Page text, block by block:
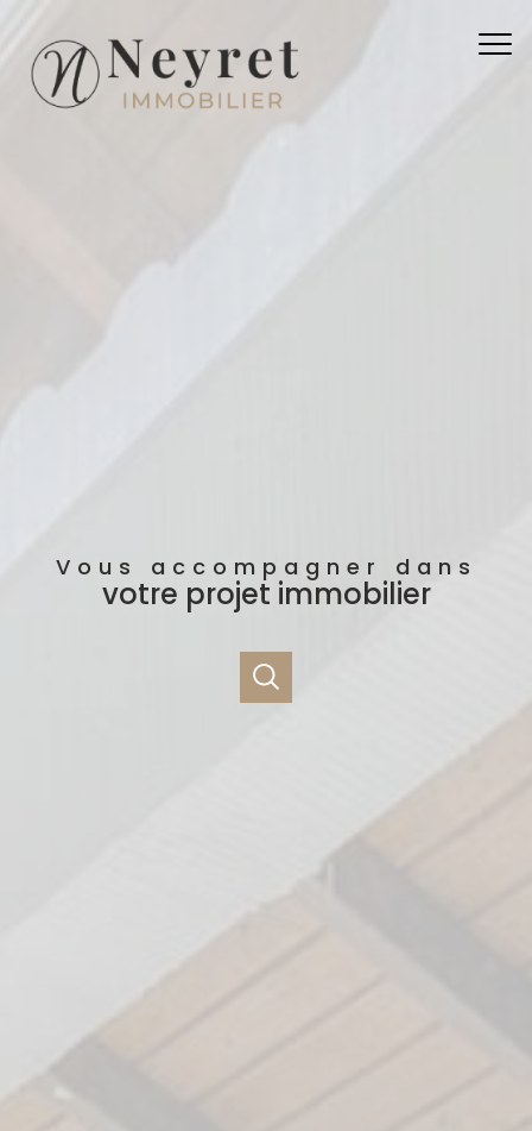
Vous accompagner dans
votre projet immobilier